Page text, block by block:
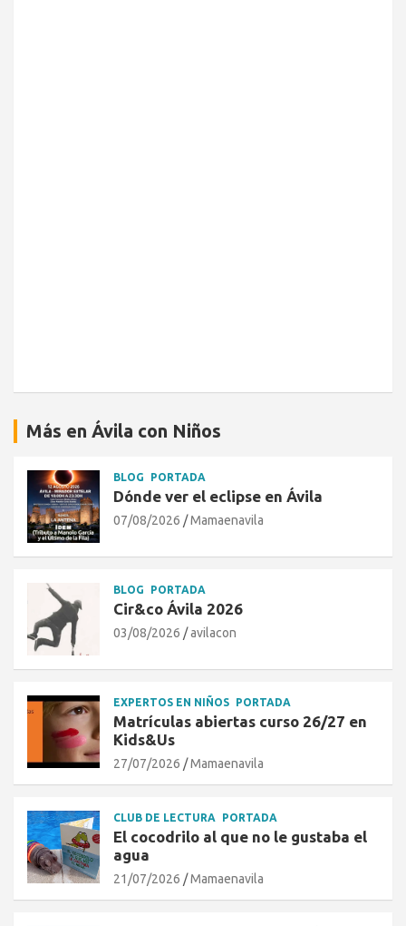
Más en Ávila con Niños
BLOG PORTADA
Dónde ver el eclipse en Ávila
07/08/2026 Mamaenavila
BLOG PORTADA
Cir&co Ávila 2026
03/08/2026 avilacon
EXPERTOS EN NIÑOS PORTADA
Matrículas abiertas curso 26/27 en
Kids&Us
27/07/2026 Mamaenavila
CLUB DE LECTURA PORTADA
El cocodrilo al que no le gustaba el
agua
21/07/2026 Mamaenavila